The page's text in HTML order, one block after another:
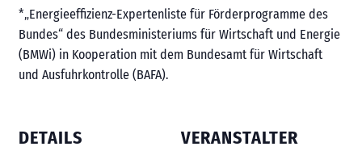
*„Energieeffizienz-Expertenliste für Förderprogramme des
Bundes“ des Bundesministeriums für Wirtschaft und Energie
(BMWi) in Kooperation mit dem Bundesamt für Wirtschaft
und Ausfuhrkontrolle (BAFA).
DETAILS VERANSTALTER